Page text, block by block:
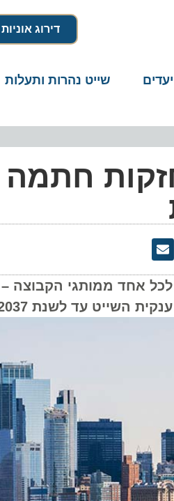
דירוג אוניות
שייט נהרות ותעלות
הקבוצה –
עד לשנת 2037